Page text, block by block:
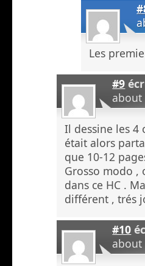
Les
#9
about
Il dessine les 4
était alors
que 10-12
Grosso modo ,
dans ce HC .
différent , trés
#10
about